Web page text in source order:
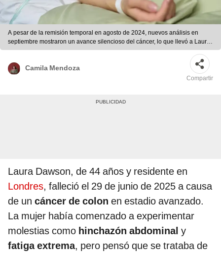
A pesar de la remisión temporal en agosto de 2024, nuevos análisis en
septiembre mostraron un avance silencioso del cáncer, lo que llevó a Laura
a suspender tratamientos en mayo de 2025. Foto: Freepik
Camila Mendoza
Compartir
Laura Dawson, de 44 años y residente en
Londres, falleció el 29 de junio de 2025 a causa
de un cáncer de colon en estadio avanzado.
La mujer había comenzado a experimentar
molestias como hinchazón abdominal y
fatiga extrema, pero pensó que se trataba de